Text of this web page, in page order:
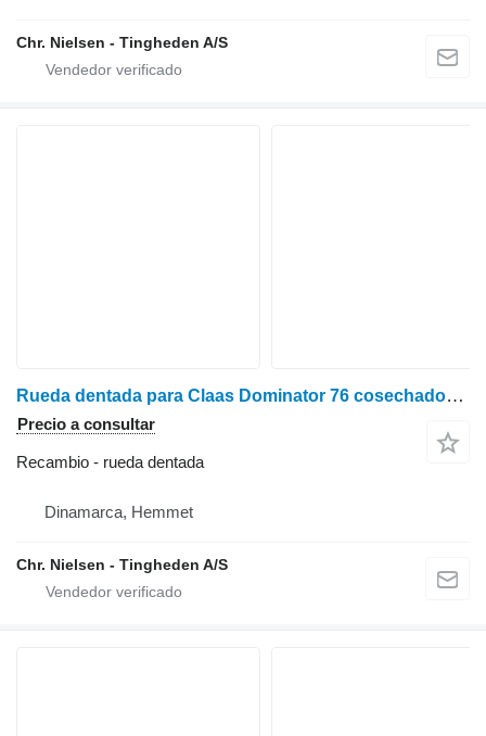
Chr. Nielsen - Tingheden A/S
Rueda dentada para Claas Dominator 76 cosechadora de cereales
Precio a consultar
Recambio - rueda dentada
Dinamarca, Hemmet
Chr. Nielsen - Tingheden A/S